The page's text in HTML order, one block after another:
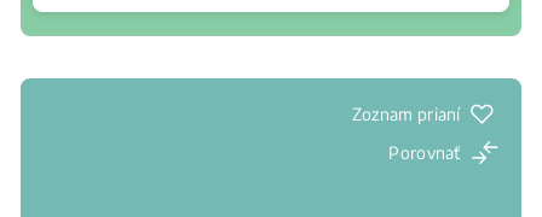
Chráni ovocie a zeleninu pred skazením
Zoznam prianí
Porovnať